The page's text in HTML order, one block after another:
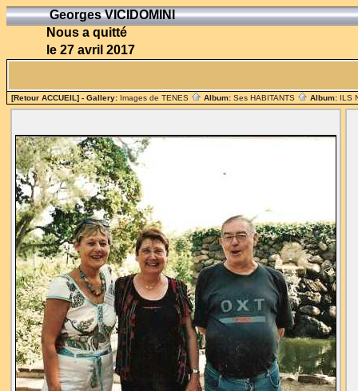
Georges VICIDOMINI
Nous a quitté
le 27 avril 2017
[Retour ACCUEIL] - Gallery: Images de TENES Album: Ses HABITANTS Album: ILS